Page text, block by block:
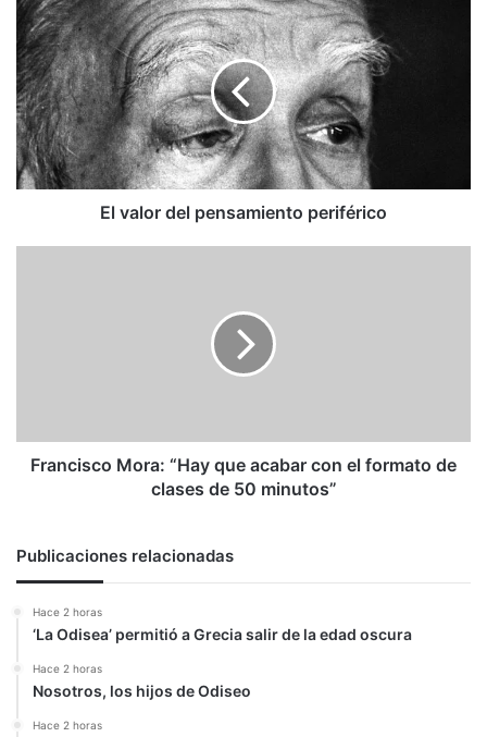
valor
del
pensamiento
periférico
El valor del pensamiento periférico
de
clases
Francisco Mora: “Hay que acabar con el formato de
clases de 50 minutos”
Publicaciones relacionadas
Hace 2 horas
‘La Odisea’ permitió a Grecia salir de la edad oscura
Hace 2 horas
Nosotros, los hijos de Odiseo
Hace 2 horas